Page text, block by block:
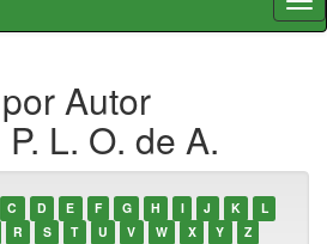
Autor
L. O. de A.
C D E F G H I J K
L
R S T U V W X Y Z